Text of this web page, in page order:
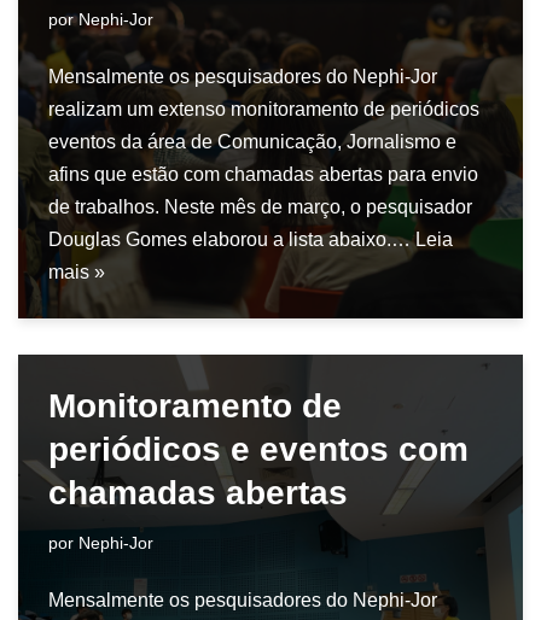
porNephi-Jor
Mensalmente os pesquisadores do Nephi-Jor
realizam um extenso monitoramento de periódicos
eventos da área de Comunicação, Jornalismo e
afins que estão com chamadas abertas para envio
de trabalhos. Neste mês de março, o pesquisador
Douglas Gomes elaborou a lista abaixo.…Leia
mais »
Monitoramento de
periódicos e eventos com
chamadas abertas
por Nephi-Jor
Mensalmente os pesquisadores do Nephi-Jor